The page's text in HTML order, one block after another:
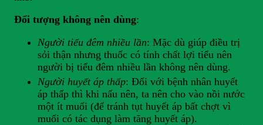
Đối tượng không nên dùng:
Người tiểu đêm nhiều lần: Mặc dù giúp điều trị
sỏi thận nhưng thuốc có tính chất lợi tiểu nên
người bị tiểu đêm nhiều lần không nên dùng.
Người huyết áp thấp: Đối với bệnh nhân huyết
áp thấp thì khi nấu nên, ta nên cho vào nồi nước
một ít muối (để tránh tụt huyết áp bất chợt vì
muối có tác dụng làm tăng huyết áp).